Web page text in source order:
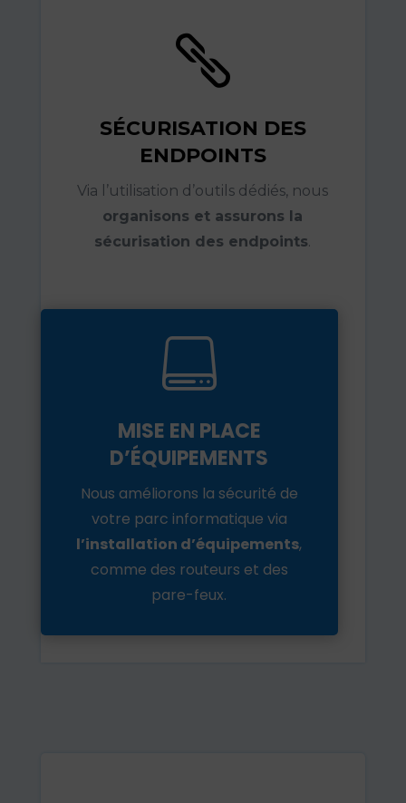

SÉCURISATION DES
ENDPOINTS
Via l’utilisation d’outils dédiés, nous
organisons et assurons la
sécurisation des endpoints.

MISE EN PLACE
D’ÉQUIPEMENTS
Nous améliorons la sécurité de
votre parc informatique via
l’installation d’équipements,
comme des routeurs et des
pare-feux.